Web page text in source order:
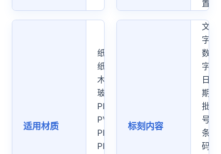
置
适用材质
纸张、
纸盒、
木材、
玻璃、
PET、
PVC、
PE、
PP、
标刻内容
文
字、
数
字、
日
期、
批
号、
条
码、